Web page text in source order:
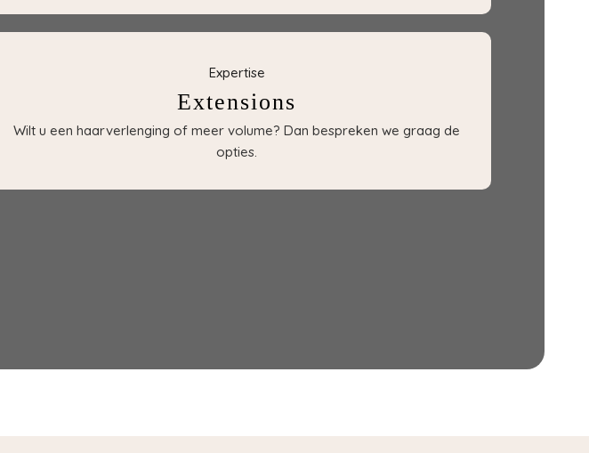
Expertise
Extensions
Wilt u een haarverlenging of meer volume? Dan bespreken we graag de
opties.